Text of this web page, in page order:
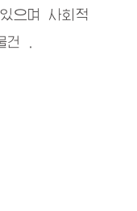
으며 사회적
건 .